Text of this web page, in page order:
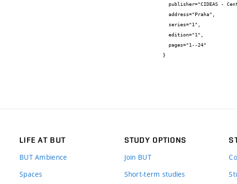
}
LIFE AT BUT
BUT Ambience
Spaces
STUDY OPTIONS
Join BUT
Short-term studies